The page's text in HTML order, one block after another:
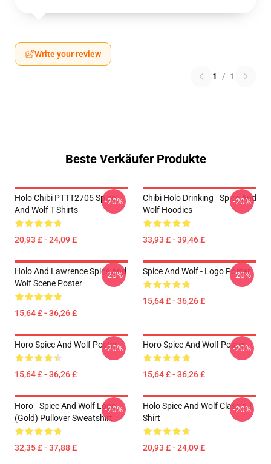
Write your review
1 / 1
Beste Verkäufer Produkte
Holo Chibi PTTT2705 Spice
And Wolf T-Shirts
20,93 £ - 24,09 £
-20%
Chibi Holo Drinking - Spice And
Wolf Hoodies
33,93 £ - 39,46 £
-20%
Holo And Lawrence Spice And
Wolf Scene Poster
15,64 £ - 36,26 £
-20% Spice And Wolf - Logo Poster
15,64 £ - 36,26 £
-20%
Horo Spice And Wolf Poster
15,64 £ - 36,26 £
-20% Horo Spice And Wolf Poster
15,64 £ - 36,26 £
-20%
Horo - Spice And Wolf Logo
(Gold) Pullover Sweatshirt
32,35 £ - 37,88 £
-20%
Holo Spice And Wolf Classic T-
Shirt
20,93 £ - 24,09 £
-20%